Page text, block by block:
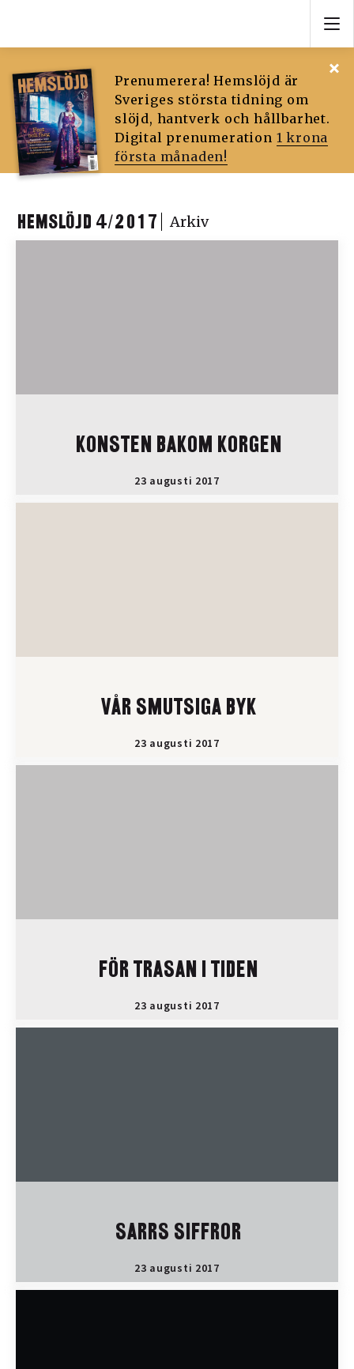
Prenumerera! Hemslöjd är
Sveriges största tidning om
slöjd, hantverk och hållbarhet.
Digital prenumeration 1 krona
första månaden!
HEMSLÖJD 4/2017 Arkiv
KONSTEN BAKOM KORGEN
23 augusti 2017
VÅR SMUTSIGA BYK
23 augusti 2017
FÖR TRASAN I TIDEN
23 augusti 2017
SARRS SIFFROR
23 augusti 2017